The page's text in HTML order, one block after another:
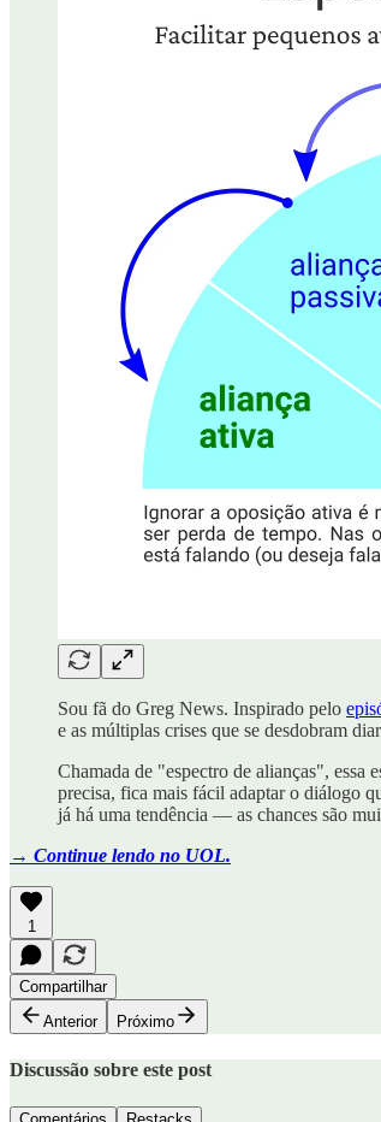
Sou fã do Greg News. Inspirado pelo
e as múltiplas crises que se desdobram
Chamada de "espectro de alianças", essa
precisa, fica mais fácil adaptar o diálogo
já há uma tendência — as chances são
→ Continue lendo no UOL.
1
Compartilhar
Anterior
Próximo
Discussão sobre este post